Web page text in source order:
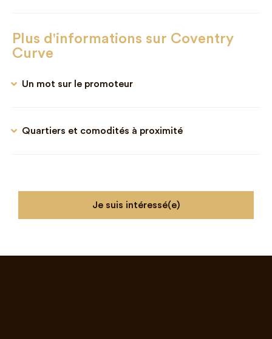
Plus d'informations sur Coventry
Curve
Un mot sur le promoteur
Quartiers et comodités à proximité
Je suis intéressé(e)